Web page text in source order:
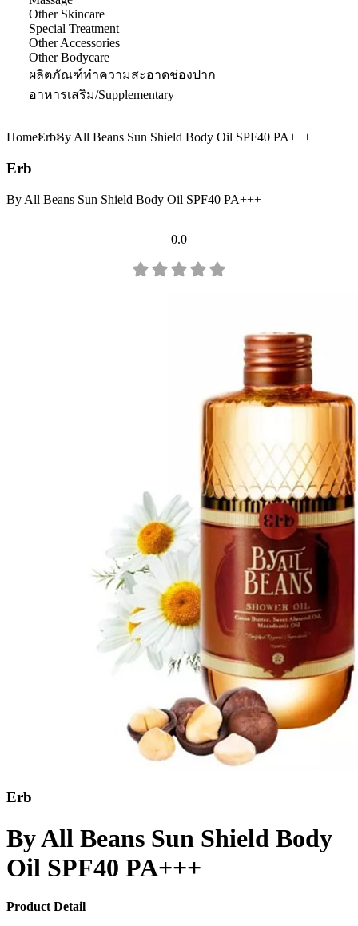
Other Skincare
Special Treatment
Other Accessories
Other Bodycare
ผลิตภัณฑ์ทำความสะอาดช่องปาก
อาหารเสริม/Supplementary
HomeErbBy All Beans Sun Shield Body Oil SPF40 PA+++
Erb
By All Beans Sun Shield Body Oil SPF40 PA+++
0.0
Erb
By All Beans Sun Shield Body
Oil SPF40 PA+++
Product Detail